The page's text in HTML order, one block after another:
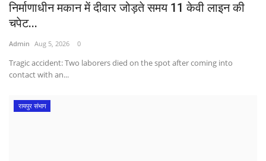
निर्माणाधीन मकान में दीवार जोड़ते समय 11 केवी लाइन की
चपेट...
Admin Aug 5, 2026 0
Tragic accident: Two laborers died on the spot after coming into
contact with an...
रायपुर संभाग